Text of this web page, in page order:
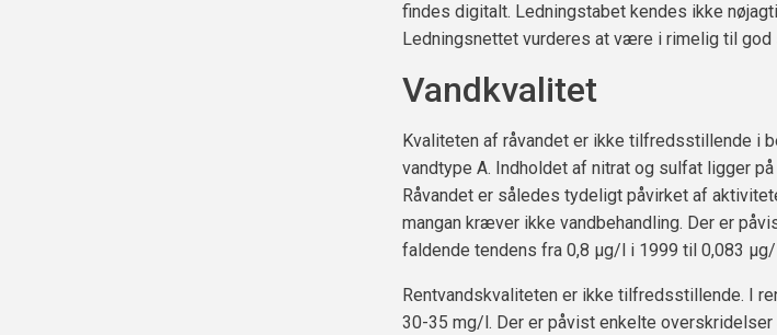
findes digitalt. Ledningstabet kendes ikke
Ledningsnettet vurderes at være i rimelig til god
Vandkvalitet
Kvaliteten af råvandet er ikke tilfredsstillende i
vandtype A. Indholdet af nitrat og sulfat ligger
Råvandet er således tydeligt påvirket af
mangan kræver ikke vandbehandling. Der er
faldende tendens fra 0,8 µg/l i 1999 til 0,083
Rentvandskvaliteten er ikke tilfredsstillende. I
30-35 mg/l. Der er påvist enkelte overskridelser